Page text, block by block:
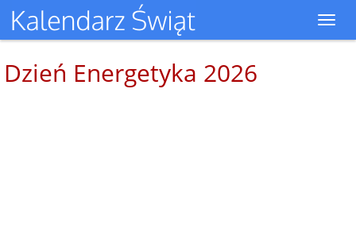
Dzień Energetyka 2026